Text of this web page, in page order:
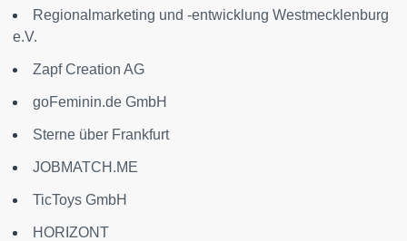
Regionalmarketing und -entwicklung Westmecklenburg
e.V.
Zapf Creation AG
goFeminin.de GmbH
Sterne über Frankfurt
JOBMATCH.ME
TicToys GmbH
HORIZONT